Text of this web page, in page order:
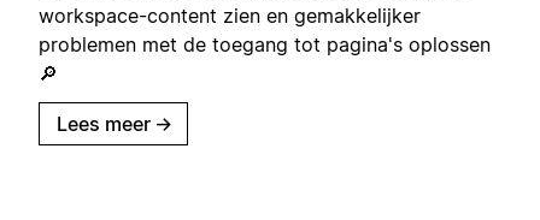
workspace-content zien en gemakkelijker
problemen met de toegang tot pagina's oplossen
🔎
Lees meer →